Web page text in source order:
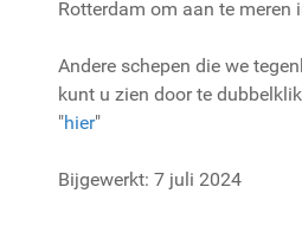
Rotterdam om aan te meren
Andere schepen die we
kunt u zien door te
"hier"
Bijgewerkt: 7 juli 2024